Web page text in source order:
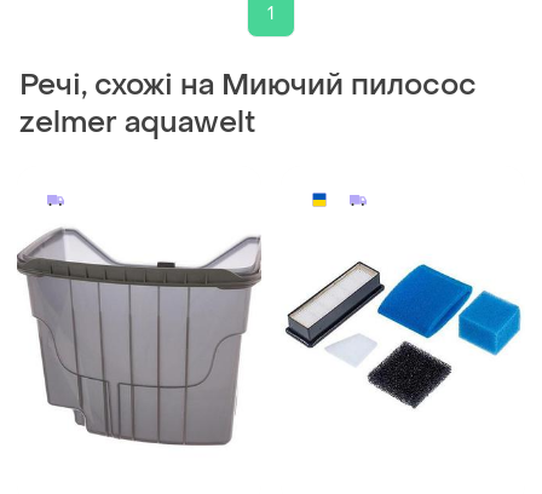
1
Речі, схожі на Миючий пилосос
zelmer aquawelt